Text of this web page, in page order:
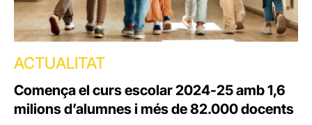
ACTUALITAT
Comença el curs escolar 2024-25 amb 1,6
milions d’alumnes i més de 82.000 docents